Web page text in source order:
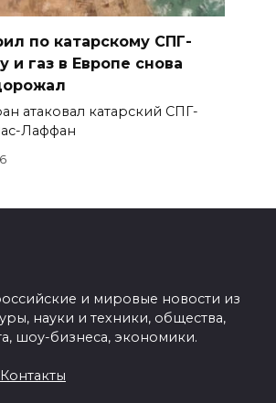
по катарскому СПГ-
и газ в Европе снова
атаковал катарский СПГ-
Лаффан
и мировые новости из
науки и техники, общества,
шоу-бизнеса, экономики.
Контакты